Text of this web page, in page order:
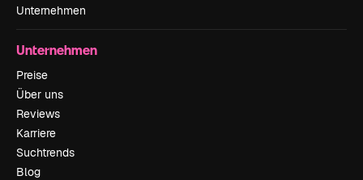
Unternehmen
Unternehmen
Preise
Über uns
Reviews
Karriere
Suchtrends
Blog